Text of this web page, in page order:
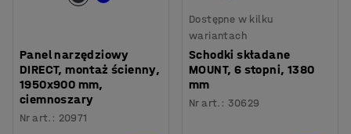
Panel narzędziowy
DIRECT, montaż ścienny,
1950x900 mm,
ciemnoszary
Nr art. : 20971
Dostępne w kilku
wariantach
Schodki składane
MOUNT, 6 stopni, 1380
mm
Nr art. : 30629